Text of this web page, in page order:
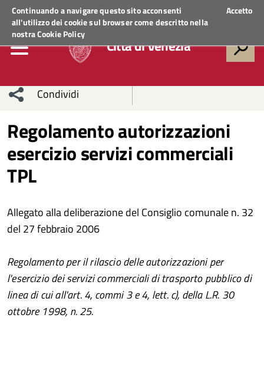
Continuando a navigare questo sito acconsenti
all'utilizzo dei cookie sul browser come descritto nella
nostraCookie Policy
Accetto
Regione VenetoACCEDI AI SERVIZI
Città di Venezia
Condividi
sui social
network
Condividi
Condividi
su
Condividi
Twitter
su
Facebook
Condividi
Whatsapp
Regolamento autorizzazioni
esercizio servizi commerciali
TPL
Allegato alla deliberazione del Consiglio comunale n. 32
del 27 febbraio 2006
Regolamento per il rilascio delle autorizzazioni per
l'esercizio dei servizi commerciali di trasporto pubblico di
linea di cui all'art. 4, commi 3 e 4, lett. c), della L.R. 30
ottobre 1998, n. 25.